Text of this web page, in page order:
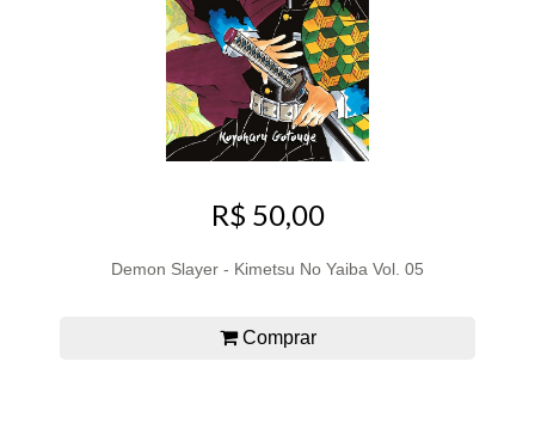
R$ 50,00
Demon Slayer - Kimetsu No Yaiba Vol. 05
Comprar